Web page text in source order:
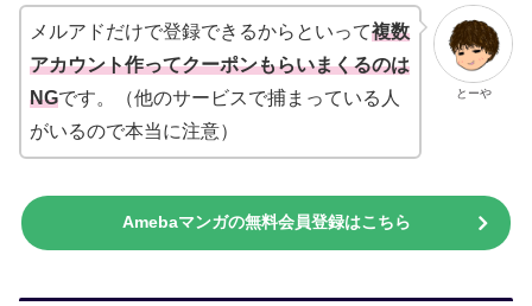
とーや
メルアドだけで登録できるからといって複数
アカウント作ってクーポンもらいまくるのは
NGです。（他のサービスで捕まっている人
がいるので本当に注意）
Amebaマンガの無料会員登録はこちら